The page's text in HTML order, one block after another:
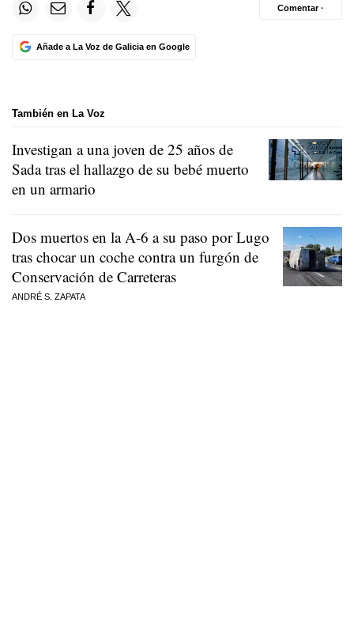
Añade a La Voz de Galicia en Google
Comentar ·
También en La Voz
Investigan a una joven de 25 años de
Sada tras el hallazgo de su bebé muerto
en un armario
Dos muertos en la A-6 a su paso por Lugo
tras chocar un coche contra un furgón de
Conservación de Carreteras
ANDRÉ S. ZAPATA